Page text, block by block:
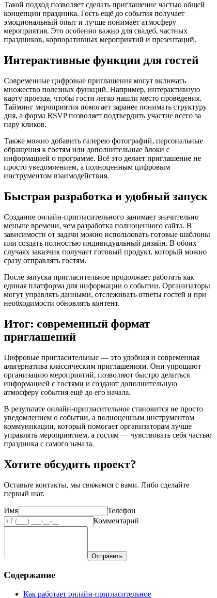
Такой подход позволяет сделать приглашение частью общей
концепции праздника. Гость ещё до события получает
эмоциональный опыт и лучше понимает атмосферу
мероприятия. Это особенно важно для свадеб, частных
праздников, корпоративных мероприятий и презентаций.
Интерактивные функции для гостей
Современные цифровые приглашения могут включать
множество полезных функций. Например, интерактивную
карту проезда, чтобы гости легко нашли место проведения.
Тайминг мероприятия помогает заранее понимать структуру
дня, а форма RSVP позволяет подтвердить участие всего за
пару кликов.
Также можно добавить галерею фотографий, персональные
обращения к гостям или дополнительные блоки с
информацией о программе. Всё это делает приглашение не
просто уведомлением, а полноценным цифровым
инструментом взаимодействия.
Быстрая разработка и удобный запуск
Создание онлайн-пригласительного занимает значительно
меньше времени, чем разработка полноценного сайта. В
зависимости от задачи можно использовать готовые шаблоны
или создать полностью индивидуальный дизайн. В обоих
случаях заказчик получает готовый продукт, который можно
сразу отправлять гостям.
После запуска пригласительное продолжает работать как
единая платформа для информации о событии. Организаторы
могут управлять данными, отслеживать ответы гостей и при
необходимости обновлять контент.
Итог: современный формат
приглашений
Цифровые пригласительные — это удобная и современная
альтернатива классическим приглашениям. Они упрощают
организацию мероприятий, позволяют быстро делиться
информацией с гостями и создают дополнительную
атмосферу события ещё до его начала.
В результате онлайн-пригласительное становится не просто
уведомлением о событии, а полноценным инструментом
коммуникации, который помогает организаторам лучше
управлять мероприятием, а гостям — чувствовать себя частью
праздника с самого начала.
Хотите обсудить проект?
Оставьте контакты, мы свяжемся с вами. Либо сделайте
первый шаг.
Имя
Телефон
Комментарий
Отправить
Содержание
Как работает онлайн-пригласительное